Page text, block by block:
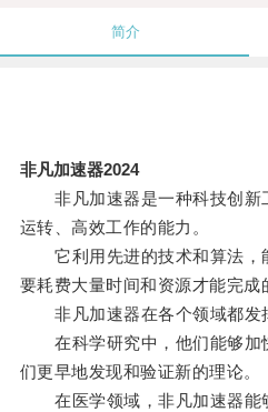
简介
非凡加速器2024
非凡加速器是一种科技创新
运转、高效工作的能力。
它利用先进的技术和算法，
要耗费大量时间和资源才能完成
非凡加速器在各个领域都发
在科学研究中，他们能够加
们更早地发现和验证新的理论。
在医学领域，非凡加速器能